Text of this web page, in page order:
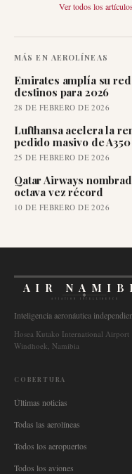
Ver todos los
MÁS EN AEROLÍNEAS
Emirates amplía su
destinos para 2026
28 DE FEBRERO DE 2026
Lufthansa acelera la
pedido masivo de A350
25 DE FEBRERO DE 2026
Qatar Airways
octava vez récord
10 DE FEBRERO DE 2026
AIR
AVIATION INTELLIGENCE
Inteligencia aeronáutica
Hosea Kutako International Airport
Windhoek, Namibia
COBERTURA
Últimas noticias
Todas las aerolíneas
Todos los aeropuertos
Todos los aviones